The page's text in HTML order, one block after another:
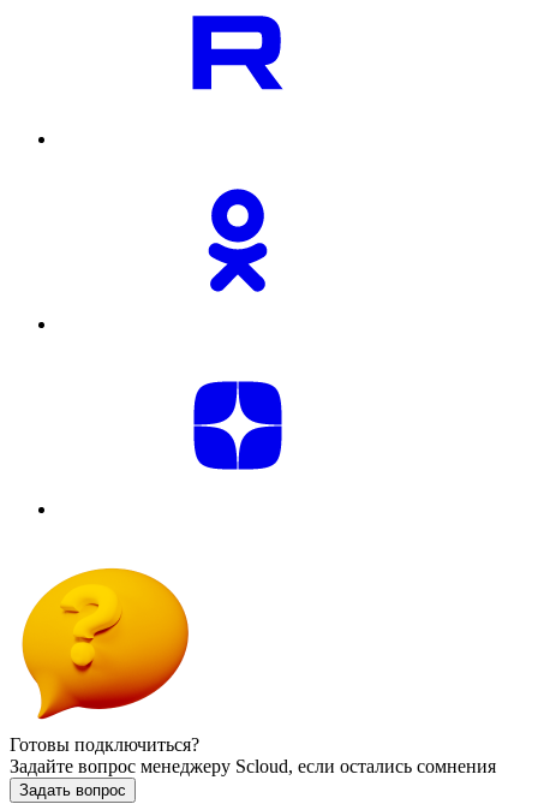
Готовы подключиться?
Задайте вопрос менеджеру Scloud, если остались сомнения
Задать вопрос